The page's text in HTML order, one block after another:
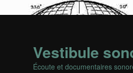
Vestibule
Écoute et documentaires